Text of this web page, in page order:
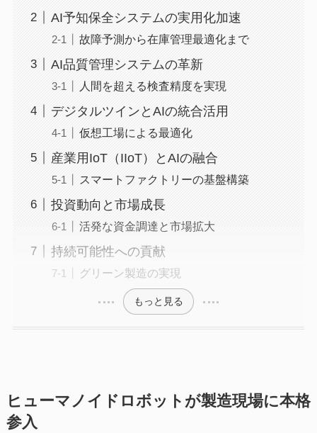
AI予知保全システムの実用化加速
故障予測から在庫管理最適化まで
AI品質管理システムの革新
人間を超える検査精度を実現
デジタルツインとAIの統合活用
仮想工場による最適化
産業用IoT（IIoT）とAIの融合
スマートファクトリーの基盤構築
投資動向と市場成長
活発な資金調達と市場拡大
持続可能性への貢献
グリーン製造の実現
もっと見る
ヒューマノイドロボットが製造現場に本格
参入